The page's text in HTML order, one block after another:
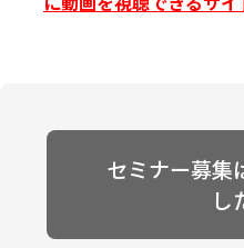
セミナー募集
し